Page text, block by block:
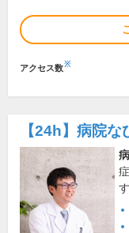
アクセス数※
【24h】 病院な
す